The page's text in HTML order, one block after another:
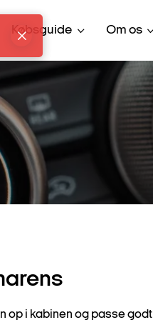
Købsguide Om os
op i kabinen og passe godt